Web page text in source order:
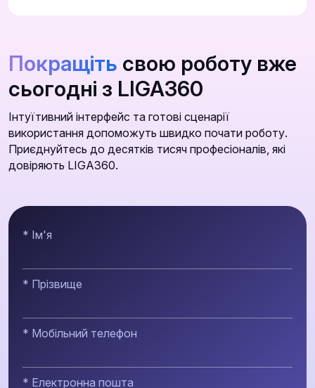
Покращіть свою роботу вже
сьогодні з LIGA360
Інтуїтивний інтерфейс та готові сценарії
використання допоможуть швидко почати роботу.
Приєднуйтесь до десятків тисяч професіоналів, які
довіряють LIGA360.
* Ім'я
* Прізвище
* Мобільний телефон
* Електронна пошта